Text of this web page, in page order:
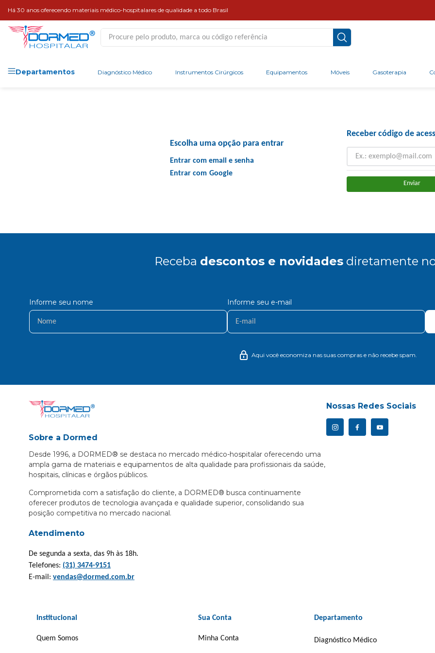
Há 30 anos oferecendo materiais médico-hospitalares de qualidade a todo Brasil
Procure pelo produto, marca ou código referência
Departamentos Diagnóstico Médico Instrumentos Cirúrgicos Equipamentos Móveis Gasoterapia
Escolha uma opção para entrar
Entrar com email e senha
Entrar com Google
Receber código de
Enviar
Receba descontos e novidadesdiretamente
Informe seu nome Informe seu e-mail
Aqui você economiza nas suas compras e não recebe spam.
Sobre a Dormed
Desde 1996, a DORMED® se destaca no mercado médico-hospitalar oferecendo uma
ampla gama de materiais e equipamentos de alta qualidade para profissionais da saúde,
hospitais, clínicas e órgãos públicos.
Comprometida com a satisfação do cliente, a DORMED® busca continuamente
oferecer produtos de tecnologia avançada e qualidade superior, consolidando sua
posição competitiva no mercado nacional.
Atendimento
De segunda a sexta, das 9h às 18h.
Telefones: (31) 3474-9151
E-mail: vendas@dormed.com.br
Nossas Redes Sociais
Institucional
Quem Somos
Sua Conta
Minha Conta
Departamento
Diagnóstico Médico